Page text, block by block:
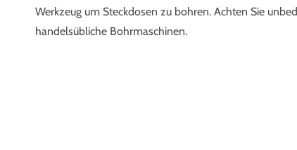
Werkzeug um Steckdosen zu bohren. Achten Sie
handelsübliche Bohrmaschinen.